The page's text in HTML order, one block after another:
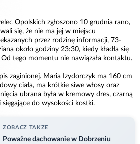
Opolskich zgłoszono 10 grudnia rano,
się, że nie ma jej w miejscu
przez rodzinę informacji, 73-
około godziny 23:30, kiedy kładła się
tego momentu nie nawiązała kontaktu.
zaginionej. Maria Izydorczyk ma 160 cm
ciała, ma krótkie siwe włosy oraz
ubrana była w kremowy dres, czarną
sięgające do wysokości kostki.
ZOBACZ TAKZE
Poważne dachowanie w Dobrzeniu